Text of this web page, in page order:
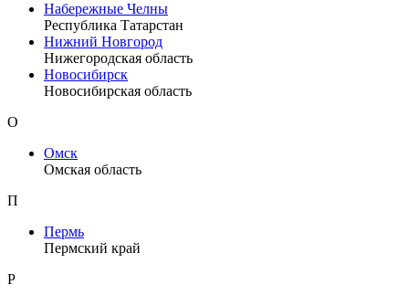
Набережные Челны
Республика Татарстан
Нижний Новгород
Нижегородская область
Новосибирск
Новосибирская область
О
Омск
Омская область
П
Пермь
Пермский край
Р